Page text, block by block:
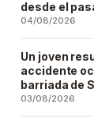
desde el
04/08/2026
Un joven
accidente
barriada de
03/08/2026